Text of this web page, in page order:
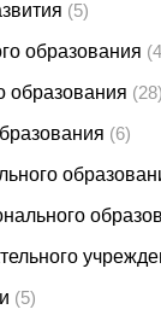
(5)
образования
образования (28)
(6)
(5)